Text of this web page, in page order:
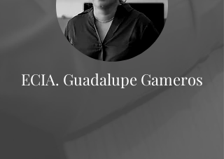
ECIA. Guadalupe Gameros